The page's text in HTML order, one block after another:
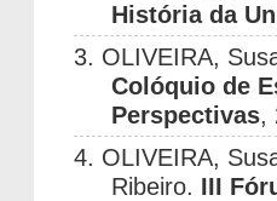
História da
3. OLIVEIRA,
Colóquio de
Perspectivas,
4. OLIVEIRA,
Ribeiro. III